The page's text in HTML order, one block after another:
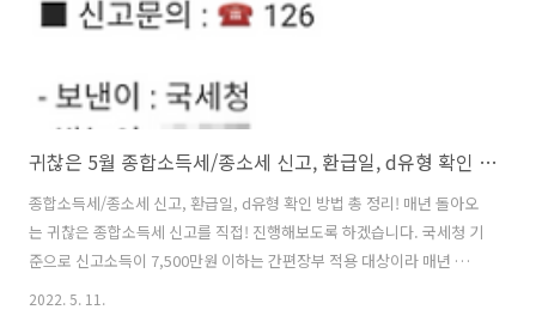
귀찮은 5월 종합소득세/종소세 신고, 환급일, d유형 확인 방법 총 정리
종합소득세/종소세 신고, 환급일, d유형 확인 방법 총 정리! 매년 돌아오
는 귀찮은 종합소득세 신고를 직접! 진행해보도록 하겠습니다. 국세청 기
준으로 신고소득이 7,500만원 이하는 간편장부 적용 대상이라 매년 혼자
하네요ㅠㅠ 사실 이런 이야기도! 어려울 수 있다는 점을 저는 잘 알고 있
2022. 5. 11.